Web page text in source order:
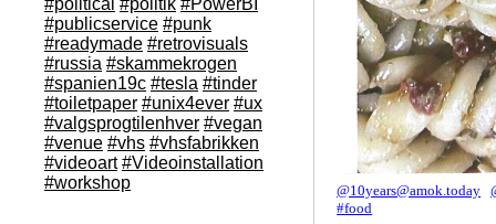
#publicservice #punk
#readymade #retrovisuals
#russia #skammekrogen
#spanien19c #tesla #tinder
#toiletpaper #unix4ever #ux
#valgsprogtilenhver #vegan
#venue #vhs #vhsfabrikken
#videoart #Videoinstallation
#workshop
@10years@amok.today
#food